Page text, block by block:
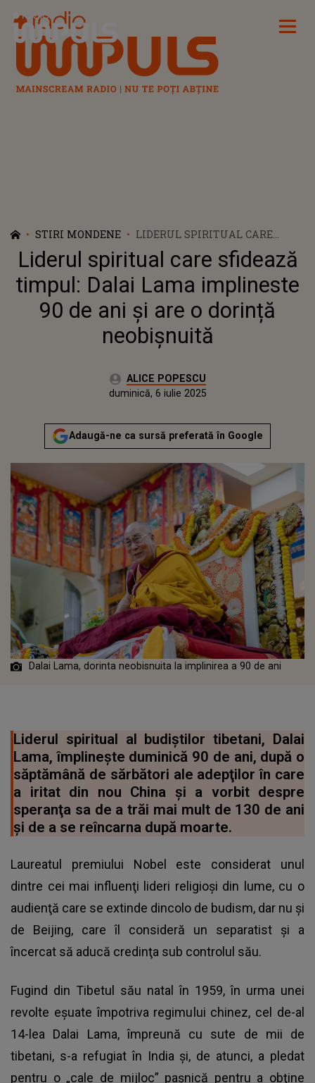
Radio Impuls
STIRI MONDENE
LIDERUL SPIRITUAL CARE
SFIDEAZĂ TIMPUL: DALAI
LAMA IMPLINESTE 90 DE ANI ȘI
ARE O DORINȚĂ NEOBIȘNUITĂ
Liderul spiritual care sfidează
timpul: Dalai Lama implineste
90 de ani și are o dorință
neobișnuită
Autor:ALICE POPESCU
Publicat:
duminică, 6 iulie 2025
Adaugă-ne ca sursă preferată în Google
Dalai Lama, dorinta neobisnuita la implinirea a 90 de ani
Liderul spiritual al budiştilor tibetani, Dalai
Lama, împlineşte duminică 90 de ani, după o
săptămână de sărbători ale adepţilor în care
a iritat din nou China şi a vorbit despre
speranţa sa de a trăi mai mult de 130 de ani
şi de a se reîncarna după moarte.
Laureatul premiului Nobel este considerat unul
dintre cei mai influenţi lideri religioşi din lume, cu o
audienţă care se extinde dincolo de budism, dar nu şi
de Beijing, care îl consideră un separatist şi a
încercat să aducă credinţa sub controlul său.
Fugind din Tibetul său natal în 1959, în urma unei
revolte eşuate împotriva regimului chinez, cel de-al
14-lea Dalai Lama, împreună cu sute de mii de
tibetani, s-a refugiat în India şi, de atunci, a pledat
pentru o „cale de mijloc” paşnică pentru a obţine